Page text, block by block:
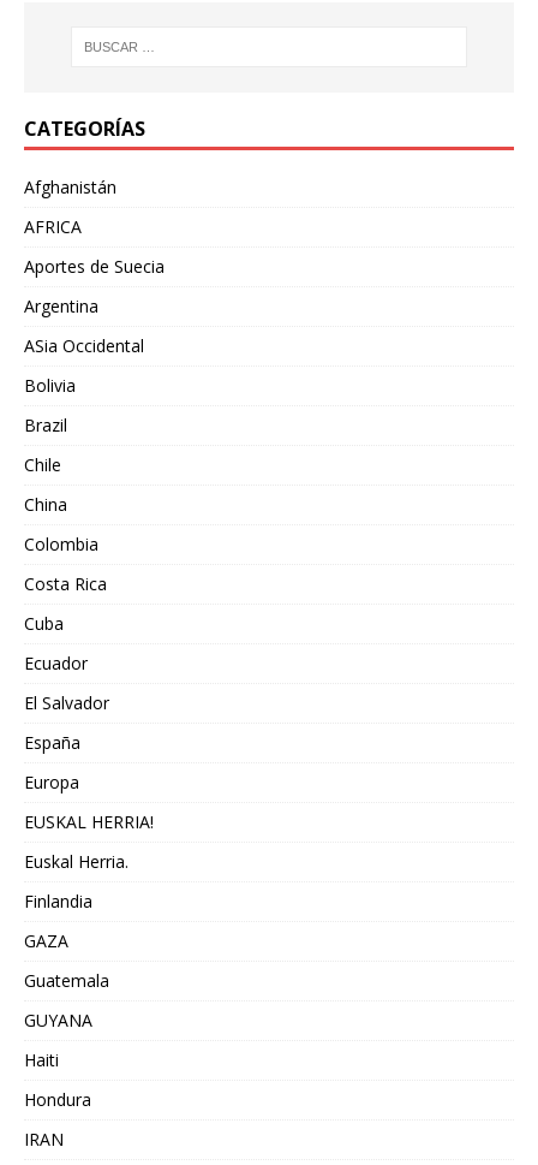
CATEGORÍAS
Afghanistán
AFRICA
Aportes de Suecia
Argentina
ASia Occidental
Bolivia
Brazil
Chile
China
Colombia
Costa Rica
Cuba
Ecuador
El Salvador
España
Europa
EUSKAL HERRIA!
Euskal Herria.
Finlandia
GAZA
Guatemala
GUYANA
Haiti
Hondura
IRAN